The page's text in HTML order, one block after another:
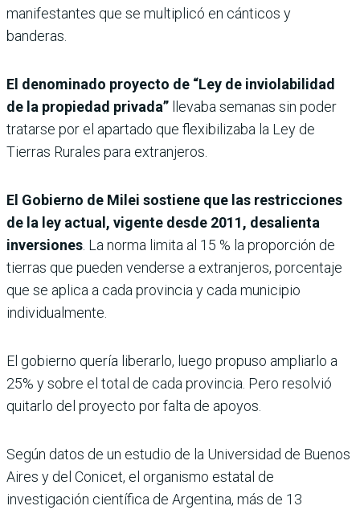
manifestantes que se multiplicó en cánticos y
banderas.
El denominado proyecto de “Ley de inviolabilidad
de la propiedad privada” llevaba semanas sin poder
tratarse por el apartado que flexibilizaba la Ley de
Tierras Rurales para extranjeros.
El Gobierno de Milei sostiene que las restricciones
de la ley actual, vigente desde 2011, desalienta
inversiones . La norma limita al 15 % la proporción de
tierras que pueden venderse a extranjeros, porcentaje
que se aplica a cada provincia y cada municipio
individualmente.
El gobierno quería liberarlo, luego propuso ampliarlo a
25% y sobre el total de cada provincia. Pero resolvió
quitarlo del proyecto por falta de apoyos.
Según datos de un estudio de la Universidad de Buenos
Aires y del Conicet, el organismo estatal de
investigación científica de Argentina, más de 13